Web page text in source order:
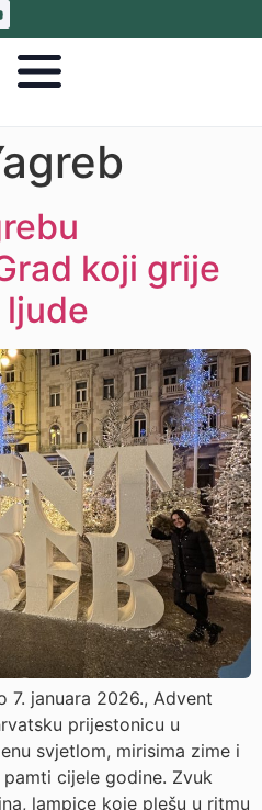
koji grije
ljude
7. januara 2026., Advent
prijestonicu u
svjetlom, mirisima zime i
cijele godine. Zvuk
lampice koje plešu u ritmu